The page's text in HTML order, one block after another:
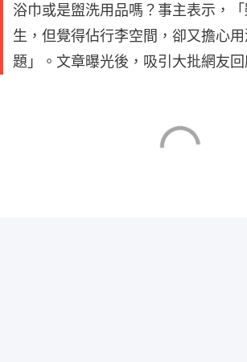
浴巾或是盥洗用品嗎？事主表示，
生，但覺得佔行李空間，卻又擔心
題」。文章曝光後，吸引大批網友回